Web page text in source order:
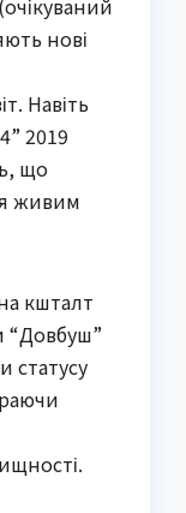
нові
Навіть
2019
що
живим
кшталт
“Довбуш”
статусу